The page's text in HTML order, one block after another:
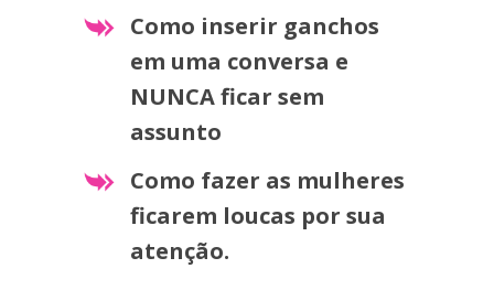
Como inserir ganchos
em uma conversa e
NUNCA ficar sem
assunto
Como fazer as mulheres
ficarem loucas por sua
atenção.